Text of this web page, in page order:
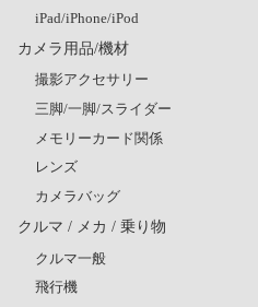
iPad/iPhone/iPod
カメラ用品/機材
撮影アクセサリー
三脚/一脚/スライダー
メモリーカード関係
レンズ
カメラバッグ
クルマ / メカ / 乗り物
クルマ一般
飛行機